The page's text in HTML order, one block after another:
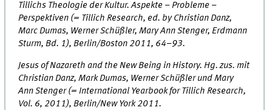
Tillichs Theologie der Kultur. Aspekte – Probleme –
Perspektiven (= Tillich Research, ed. by Christian Danz,
Marc Dumas, Werner Schüßler, Mary Ann Stenger, Erdmann
Sturm, Bd. 1), Berlin/Boston 2011, 64–93.
Jesus of Nazareth and the New Being in History. Hg. zus. mit
Christian Danz, Mark Dumas, Werner Schüßler und Mary
Ann Stenger (= International Yearbook for Tillich Research,
Vol. 6, 2011), Berlin/New York 2011.